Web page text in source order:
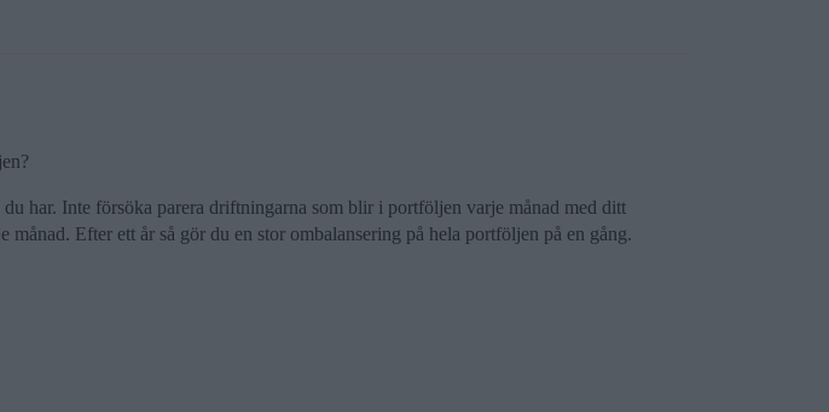
har. Inte försöka parera driftningarna som blir i portföljen varje månad med ditt
Efter ett år så gör du en stor ombalansering på hela portföljen på en gång.